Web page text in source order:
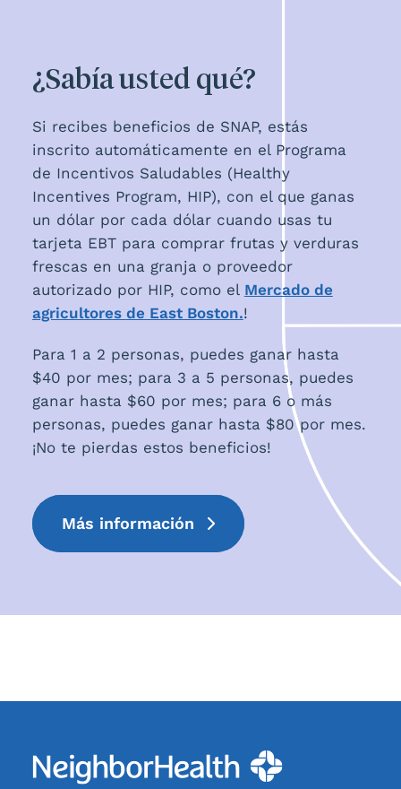
¿Sabía usted qué?
Si recibes beneficios de SNAP, estás
inscrito automáticamente en el Programa
de Incentivos Saludables (Healthy
Incentives Program, HIP), con el que ganas
un dólar por cada dólar cuando usas tu
tarjeta EBT para comprar frutas y verduras
frescas en una granja o proveedor
autorizado por HIP, como el Mercado de
agricultores de East Boston.!
Para 1 a 2 personas, puedes ganar hasta
$40 por mes; para 3 a 5 personas, puedes
ganar hasta $60 por mes; para 6 o más
personas, puedes ganar hasta $80 por mes.
¡No te pierdas estos beneficios!
Más información